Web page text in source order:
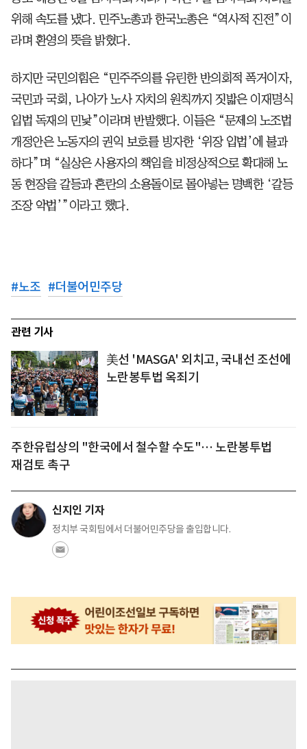
위해 속도를 냈다. 민주노총과 한국노총은 “역사적 진전”이
라며 환영의 뜻을 밝혔다.
하지만 국민의힘은 “민주주의를 유린한 반의회적 폭거이자,
국민과 국회, 나아가 노사 자치의 원칙까지 짓밟은 이재명식
입법 독재의 민낯”이라며 반발했다. 이들은 “문제의 노조법
개정안은 노동자의 권익 보호를 빙자한 ‘위장 입법’에 불과
하다”며 “실상은 사용자의 책임을 비정상적으로 확대해 노
동 현장을 갈등과 혼란의 소용돌이로 몰아넣는 명백한 ‘갈등
조장 악법’”이라고 했다.
#노조 #더불어민주당
관련 기사
美선 'MASGA' 외치고, 국내선 조선에
노란봉투법 옥죄기
주한유럽상의 "한국에서 철수할 수도"… 노란봉투법
재검토 촉구
신지인 기자
정치부 국회팀에서 더불어민주당을 출입합니다.